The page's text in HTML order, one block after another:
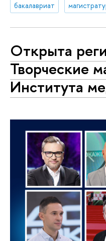
бакалавриат
Открыта
Творческие
Института